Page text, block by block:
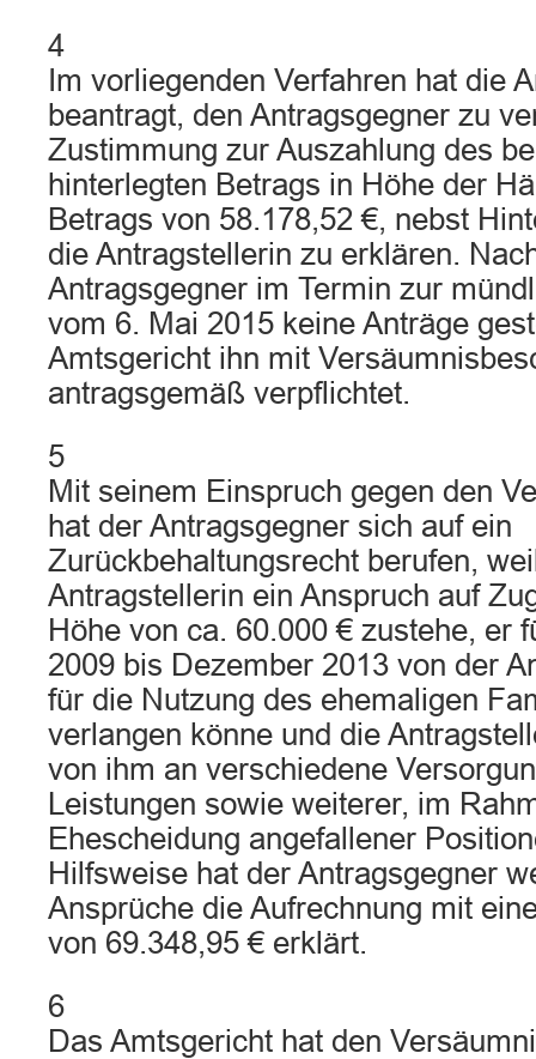
4
Im vorliegenden Verfahren hat die
beantragt, den Antragsgegner zu
Zustimmung zur Auszahlung des
hinterlegten Betrags in Höhe der
Betrags von 58.178,52 €, nebst
die Antragstellerin zu erklären.
Antragsgegner im Termin zur
vom 6. Mai 2015 keine Anträge
Amtsgericht ihn mit
antragsgemäß verpflichtet.
5
Mit seinem Einspruch gegen den
hat der Antragsgegner sich auf ein
Zurückbehaltungsrecht berufen,
Antragstellerin ein Anspruch auf
Höhe von ca. 60.000 € zustehe, er
2009 bis Dezember 2013 von der
für die Nutzung des ehemaligen
verlangen könne und die
von ihm an verschiedene
Leistungen sowie weiterer, im
Ehescheidung angefallener
Hilfsweise hat der Antragsgegner
Ansprüche die Aufrechnung mit
von 69.348,95 € erklärt.
6
Das Amtsgericht hat den